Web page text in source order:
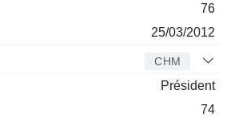
76
25/03/2012
CHM
Président
74